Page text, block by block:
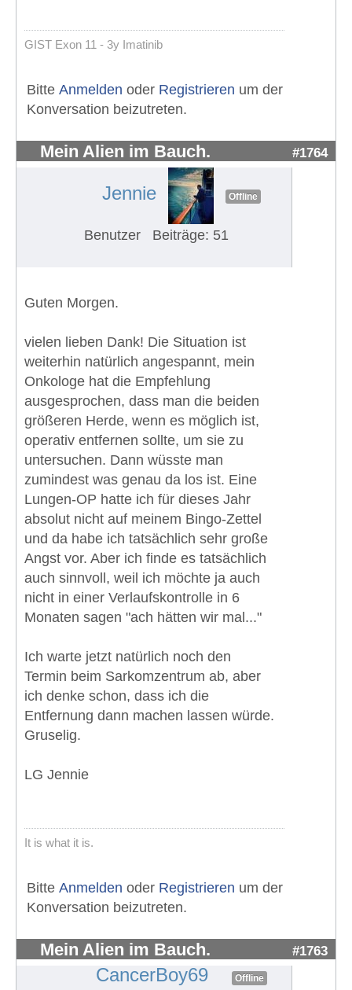
GIST Exon 11 - 3y Imatinib
Bitte Anmelden oder Registrieren um der
Konversation beizutreten.
Mein Alien im Bauch. #1764
Jennie Offline
Benutzer Beiträge: 51
Guten Morgen.
vielen lieben Dank! Die Situation ist
weiterhin natürlich angespannt, mein
Onkologe hat die Empfehlung
ausgesprochen, dass man die beiden
größeren Herde, wenn es möglich ist,
operativ entfernen sollte, um sie zu
untersuchen. Dann wüsste man
zumindest was genau da los ist. Eine
Lungen-OP hatte ich für dieses Jahr
absolut nicht auf meinem Bingo-Zettel
und da habe ich tatsächlich sehr große
Angst vor. Aber ich finde es tatsächlich
auch sinnvoll, weil ich möchte ja auch
nicht in einer Verlaufskontrolle in 6
Monaten sagen "ach hätten wir mal..."
Ich warte jetzt natürlich noch den
Termin beim Sarkomzentrum ab, aber
ich denke schon, dass ich die
Entfernung dann machen lassen würde.
Gruselig.
LG Jennie
It is what it is.
Bitte Anmelden oder Registrieren um der
Konversation beizutreten.
Mein Alien im Bauch. #1763
CancerBoy69 Offline